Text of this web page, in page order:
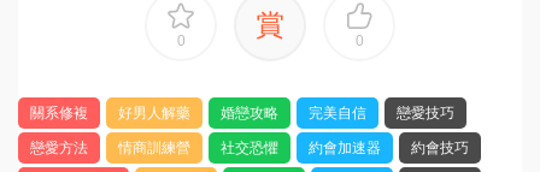
0 賞 0
關系修複 好男人解藥 婚戀攻略 完美自信
戀愛技巧
戀愛方法
情商訓練營 社交恐懼 約會加速器
約會技巧